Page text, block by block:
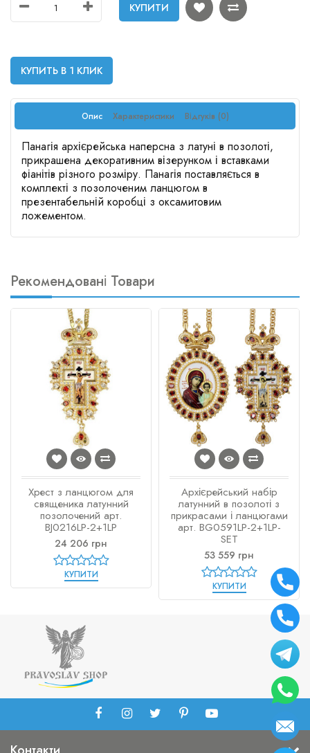
КУПИТИ
КУПИТЬ В 1 КЛИК
Опис Характеристики Відгуків (0)
Панагія архієрейська наперсна з латуні в позолоті,
прикрашена декоративним візерунком і вставками
фіанітів різного розміру. Панагія поставляється в
комплекті з позолоченим ланцюгом в
презентабельній коробці з оксамитовим
ложементом.
Рекомендовані Товари
Хрест з ланцюгом для
священика латунний
позолочений арт.
BJ0216LP-2+1LP
24 206 грн
КУПИТИ
Архієрейський набір
латунний в позолоті з
прикрасами і ланцюгами
арт. BG0591LP-2+1LP-
SET
53 559 грн
КУПИТИ